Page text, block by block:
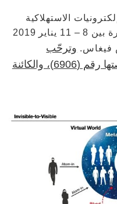
الاستهلاكية
(CES) تجري فعالياته خلال الفترة بين 8 – 11 يناير 2019
فيغاس. وترحّب
"نيسان" بجميع الزائرين إلى منصتها رقم (6906)، والكائنة